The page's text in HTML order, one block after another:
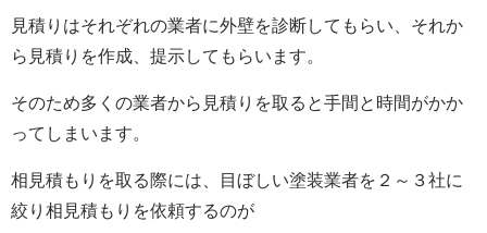
見積りはそれぞれの業者に外壁を診断してもらい、それか
ら見積りを作成、提示してもらいます。
そのため多くの業者から見積りを取ると手間と時間がかか
ってしまいます。
相見積もりを取る際には、目ぼしい塗装業者を２～３社に
絞り相見積もりを依頼するのが